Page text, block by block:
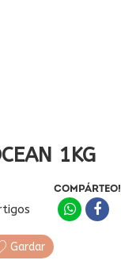
1KG
COMPÁRTEO!
Gardar